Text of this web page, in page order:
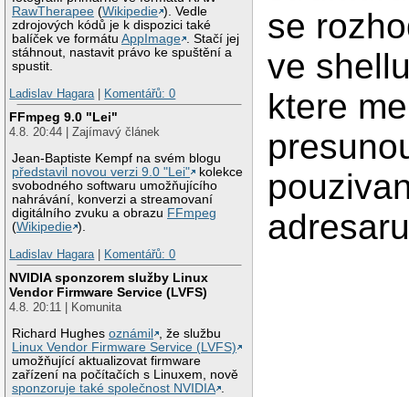
RawTherapee (Wikipedie ). Vedle
zdrojových kódů je k dispozici také
balíček ve formátuAppImage . Stačí jej
stáhnout, nastavit právo ke spuštění a
spustit.
Ladislav Hagara
Komentářů: 0
FFmpeg 9.0 "Lei"
4.8. 20:44 | Zajímavý článek
Jean-Baptiste Kempf na svém blogu
představil novou verzi 9.0 "Lei"
kolekce
svobodného softwaru umožňujícího
nahrávání, konverzi a streamovaní
digitálního zvuku a obrazu FFmpeg
(Wikipedie ).
Ladislav Hagara
Komentářů: 0
NVIDIA sponzorem služby Linux
Vendor Firmware Service (LVFS)
4.8. 20:11 | Komunita
Richard Hughesoznámil
, že službu
Linux Vendor Firmware Service (LVFS)
umožňující aktualizovat firmware
zařízení na počítačích s Linuxem, nově
sponzoruje také společnost NVIDIA .
se
ve
ktere